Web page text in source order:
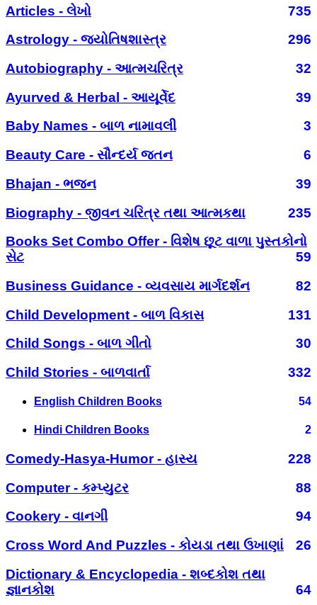
Articles - લેખો
735
Astrology - જ્યોતિષશાસ્ત્ર
296
Autobiography - આત્મચરિત્ર
32
Ayurved & Herbal - આયૂર્વેદ
39
Baby Names - બાળ નામાવલી
3
Beauty Care - સૌન્દર્ય જતન
6
Bhajan - ભજન
39
Biography - જીવન ચરિત્ર તથા આત્મકથા
235
Books Set Combo Offer - વિશેષ છૂટ વાળા પુસ્તકોનો
સેટ
59
Business Guidance - વ્યવસાય માર્ગદર્શન
82
Child Development - બાળ વિકાસ
131
Child Songs - બાળ ગીતો
30
Child Stories - બાળવાર્તા
332
English Children Books 54
Hindi Children Books 2
Comedy-Hasya-Humor - હાસ્ય
228
Computer - કમ્પ્યુટર
88
Cookery - વાનગી
94
Cross Word And Puzzles - કોયડા તથા ઉખાણાં
26
Dictionary & Encyclopedia - શબ્દકોશ તથા
જ્ઞાનકોશ
64